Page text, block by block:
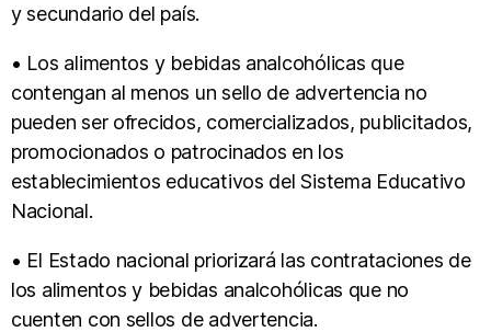
y secundario del país.
• Los alimentos y bebidas analcohólicas que
contengan al menos un sello de advertencia no
pueden ser ofrecidos, comercializados, publicitados,
promocionados o patrocinados en los
establecimientos educativos del Sistema Educativo
Nacional.
• El Estado nacional priorizará las contrataciones de
los alimentos y bebidas analcohólicas que no
cuenten con sellos de advertencia.